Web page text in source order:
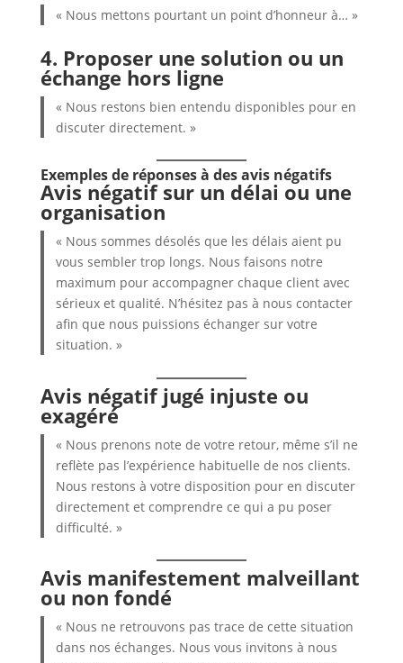
« Nous mettons pourtant un point d’honneur à… »
4. Proposer une solution ou un
échange hors ligne
« Nous restons bien entendu disponibles pour en
discuter directement. »
Exemples de réponses à des avis négatifs
Avis négatif sur un délai ou une
organisation
« Nous sommes désolés que les délais aient pu
vous sembler trop longs. Nous faisons notre
maximum pour accompagner chaque client avec
sérieux et qualité. N’hésitez pas à nous contacter
afin que nous puissions échanger sur votre
situation. »
Avis négatif jugé injuste ou
exagéré
« Nous prenons note de votre retour, même s’il ne
reflète pas l’expérience habituelle de nos clients.
Nous restons à votre disposition pour en discuter
directement et comprendre ce qui a pu poser
difficulté. »
Avis manifestement malveillant
ou non fondé
« Nous ne retrouvons pas trace de cette situation
dans nos échanges. Nous vous invitons à nous